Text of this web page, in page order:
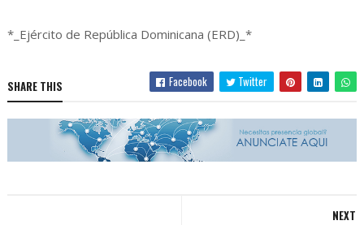
*_Ejército de República Dominicana (ERD)_*
SHARE THIS Facebook Twitter
NEXT